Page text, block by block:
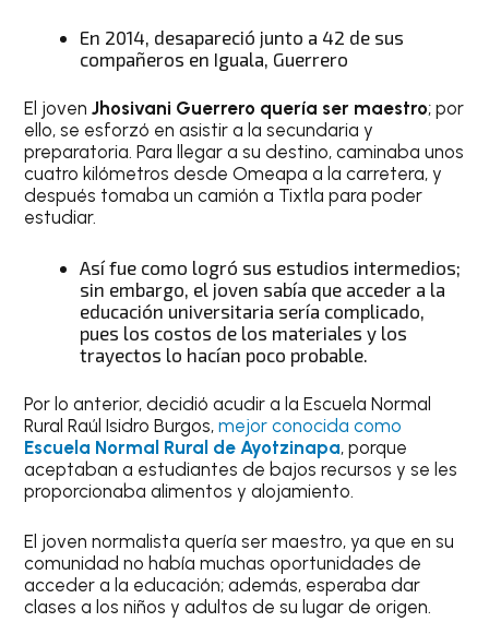
En 2014, desapareció junto a 42 de sus
compañeros en Iguala, Guerrero
El joven Jhosivani Guerrero quería ser maestro; por
ello, se esforzó en asistir a la secundaria y
preparatoria. Para llegar a su destino, caminaba unos
cuatro kilómetros desde Omeapa a la carretera, y
después tomaba un camión a Tixtla para poder
estudiar.
Así fue como logró sus estudios intermedios;
sin embargo, el joven sabía que acceder a la
educación universitaria sería complicado,
pues los costos de los materiales y los
trayectos lo hacían poco probable.
Por lo anterior, decidió acudir a la Escuela Normal
Rural Raúl Isidro Burgos,mejor conocida como
Escuela Normal Rural de Ayotzinapa, porque
aceptaban a estudiantes de bajos recursos y se les
proporcionaba alimentos y alojamiento.
El joven normalista quería ser maestro, ya que en su
comunidad no había muchas oportunidades de
acceder a la educación; además, esperaba dar
clases a los niños y adultos de su lugar de origen.